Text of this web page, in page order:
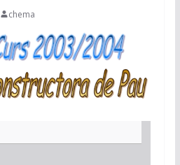
chema